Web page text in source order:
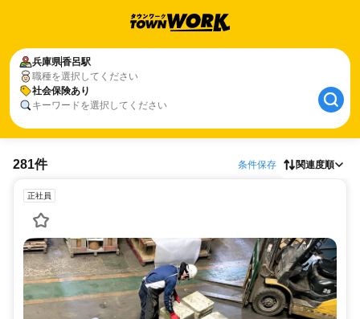
兵庫県香呂駅
職種を選択してください
社会保険あり
キーワードを選択してください
281件 条件保存 関連度順
正社員